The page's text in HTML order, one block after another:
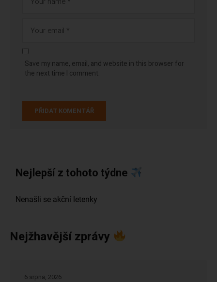
Save my name, email, and website in this browser for
the next time I comment.
Nejlepší z tohoto týdne
Nejžhavější zprávy
6 srpna, 2026